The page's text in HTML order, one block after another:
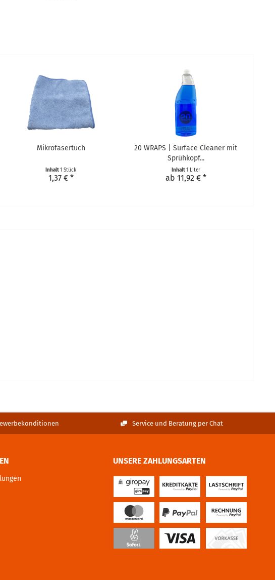
Mikrofasertuch
Inhalt1 Stück
1,37 € *
20 WRAPS | Surface Cleaner mit
Sprühkopf...
Inhalt1 Liter
ab 11,92 € *
Service und Beratung per Chat
UNSERE ZAHLUNGSARTEN